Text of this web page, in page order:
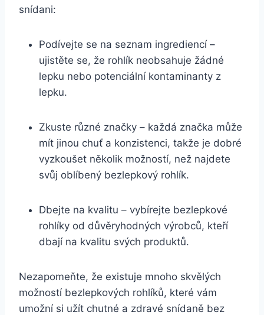
snídani:
Podívejte se na seznam ingrediencí –
ujistěte se, že rohlík neobsahuje žádné
lepku nebo potenciální kontaminanty z
lepku.
Zkuste různé značky – každá značka může
mít jinou chuť a konzistenci, takže je dobré
vyzkoušet několik možností, než najdete
svůj oblíbený bezlepkový rohlík.
Dbejte na kvalitu – vybírejte bezlepkové
rohlíky od důvěryhodných výrobců, kteří
dbají na kvalitu svých produktů.
Nezapomeňte, že existuje mnoho skvělých
možností bezlepkových rohlíků, které vám
umožní si užít chutné a zdravé snídaně bez